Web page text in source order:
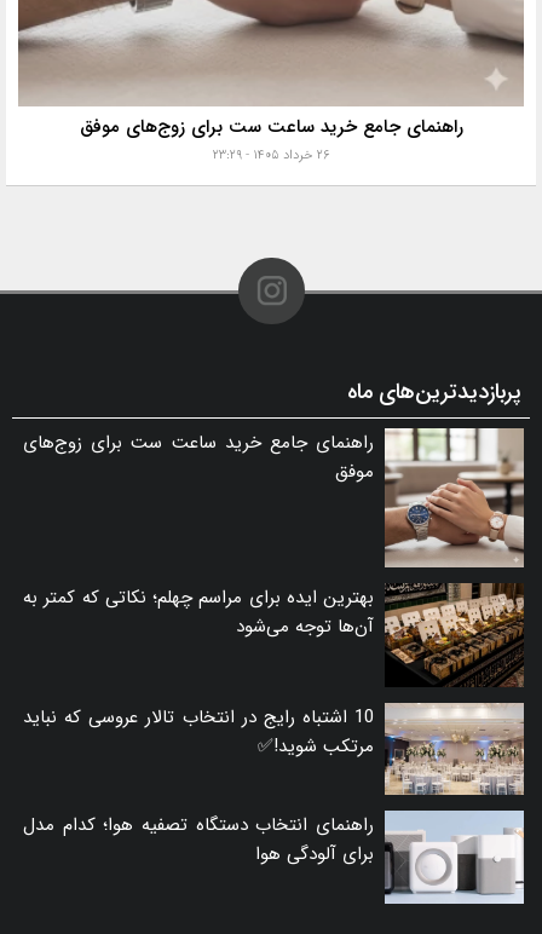
راهنمای جامع خرید ساعت ست برای زوج‌های موفق
۲۶ خرداد ۱۴۰۵ - ۲۳:۲۹
پربازدیدترین‌های ماه
راهنمای جامع خرید ساعت ست برای زوج‌های
موفق
بهترین ایده برای مراسم چهلم؛ نکاتی که کمتر به
آن‌ها توجه می‌شود
10 اشتباه رایج در انتخاب تالار عروسی که نباید
مرتکب شوید!✅
راهنمای انتخاب دستگاه تصفیه هوا؛ کدام مدل
برای آلودگی هوا